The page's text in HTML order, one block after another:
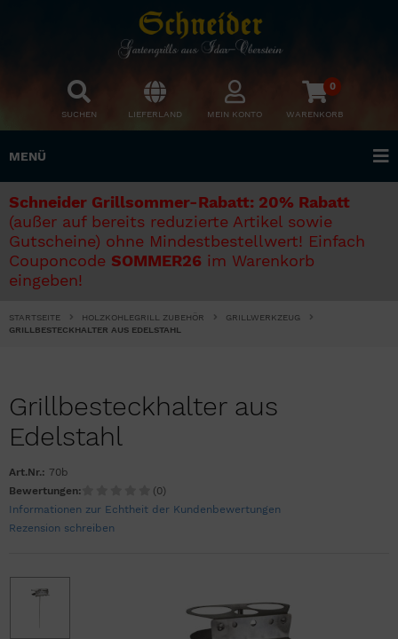
SUCHEN LIEFERLAND MEIN KONTO
0
WARENKORB
MENÜ
Schneider Grillsommer-Rabatt: 20% Rabatt
(außer auf bereits reduzierte Artikel sowie
Gutscheine) ohne Mindestbestellwert! Einfach
Couponcode SOMMER26 im Warenkorb
eingeben!
STARTSEITE HOLZKOHLEGRILL ZUBEHÖR
GRILLWERKZEUG
GRILLBESTECKHALTER AUS EDELSTAHL
Grillbesteckhalter aus
Edelstahl
Art.Nr.: 70b
Bewertungen:
(0)
Informationen zur Echtheit der Kundenbewertungen
Rezension schreiben